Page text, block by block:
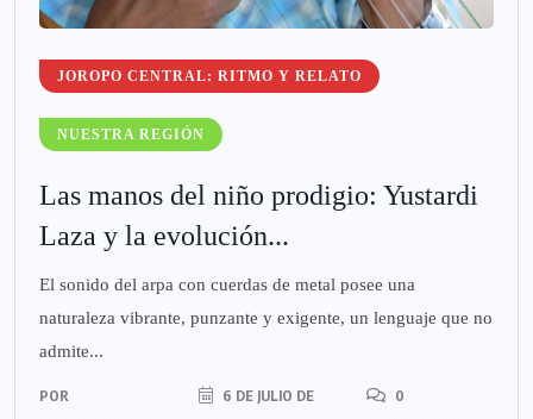
JOROPO CENTRAL: RITMO Y RELATO
NUESTRA REGIÓN
Las manos del niño prodigio: Yustardi
Laza y la evolución...
El sonido del arpa con cuerdas de metal posee una
naturaleza vibrante, punzante y exigente, un lenguaje que no
admite...
POR
6 DE JULIO DE
0